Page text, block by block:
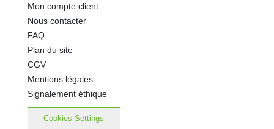
Mon compte client
Nous contacter
FAQ
Plan du site
CGV
Mentions légales
Signalement éthique
Cookies Settings